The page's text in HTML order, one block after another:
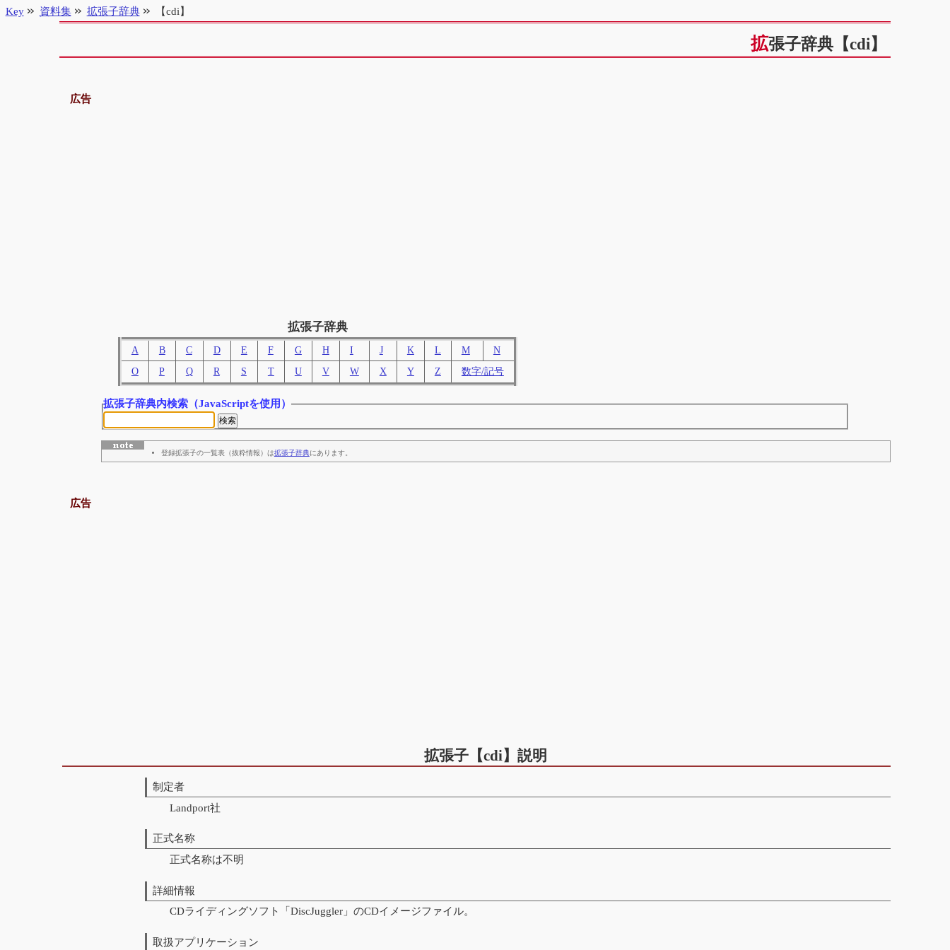
拡張子辞典【cdi】
広告
拡張子辞典
A B C D E F G H I J K L M
N
O
P Q R S T U V W X Y Z 数字/記号
拡張子辞典内検索 （JavaScriptを使用）
登録拡張子の一覧表（抜粋情報）は拡張子辞典にあります。
広告
拡張子【cdi】説明
制定者
Landport社
正式名称
正式名称は不明
詳細情報
CDライディングソフト「DiscJuggler」のCDイメージファイル。
取扱アプリケーション
Key 資料集 拡張子辞典 【cdi】